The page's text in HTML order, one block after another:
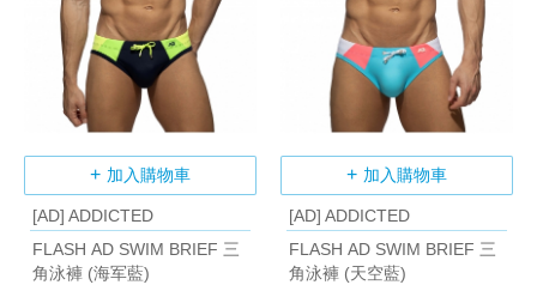
加入購物車
[AD] ADDICTED
FLASH AD SWIM BRIEF 三
角泳褲 (海军藍)
加入購物車
[AD] ADDICTED
FLASH AD SWIM BRIEF 三
角泳褲 (天空藍)